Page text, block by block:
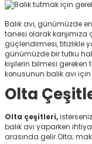
Mermisi
Balık avı, günümüzde
tanesi olarak
güçlendirmesi, titizlikle
günümüzde bir tutku
kişilerin bilmesi gereken
konusunun balık avı
Olta
Olta çeşitleri,
balık avı yaparken
arasında gelir.Olta;